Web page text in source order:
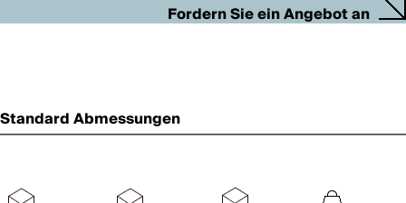
Fordern Sie ein Angebot an
Standard Abmessungen